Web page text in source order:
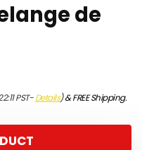
de
PST-Details)&FREE Shipping.